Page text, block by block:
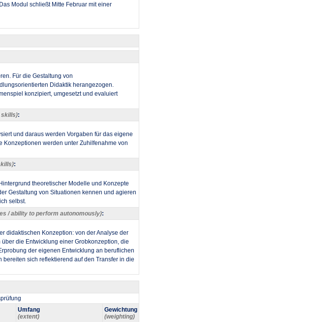
Modul schließt Mitte Februar mit einer
Für die Gestaltung von
Didaktik herangezogen.
konzipiert, umgesetzt und evaluiert
skills):
und daraus werden Vorgaben für das eigene
werden unter Zuhilfenahme von
:
theoretischer Modelle und Konzepte
Gestaltung von Situationen kennen und agieren
selbst.
/ ability to perform autonomously):
didaktischen Konzeption: von der Analyse der
die Entwicklung einer Grobkonzeption, die
der eigenen Entwicklung an beruflichen
sich reflektierend auf den Transfer in die
Umfang
(extent)
Gewichtung
(weighting)